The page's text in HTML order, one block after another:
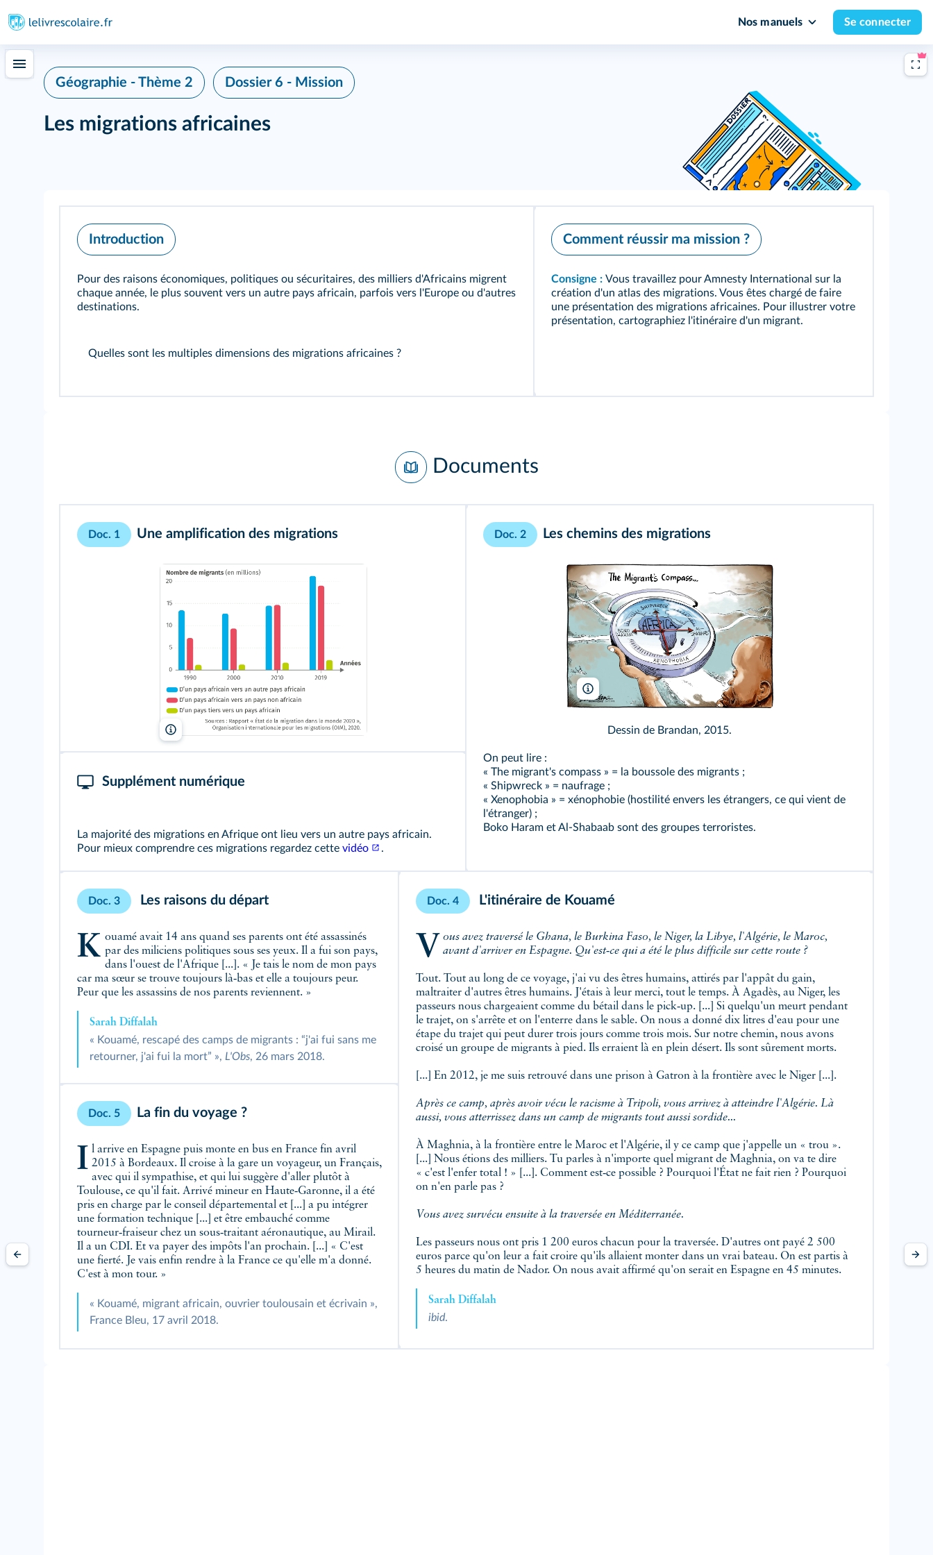
Nos manuels Se connecter
Géographie - Thème 2 Dossier 6 - Mission
Les migrations africaines
Introduction
Pour des raisons économiques, politiques ou sécuritaires, des milliers d'Africains migrent
chaque année, le plus souvent vers un autre pays africain, parfois vers l'Europe ou d'autres
destinations.
Quelles sont les multiples dimensions des migrations africaines ?
Comment réussir ma mission ?
Consigne : Vous travaillez pour Amnesty International sur la
création d'un atlas des migrations. Vous êtes chargé de faire
une présentation des migrations africaines. Pour illustrer votre
présentation, cartographiez l'itinéraire d'un migrant.
Documents
Doc. 1 Une amplification des migrations
Lelivrescolaire.fr
Supplément numérique
La majorité des migrations en Afrique ont lieu vers un autre pays africain.
Pour mieux comprendre ces migrations regardez cette vidéo .
Doc. 2 Les chemins des migrations
Brandan Reynolds
Dessin de Brandan, 2015.
On peut lire :
« The migrant's compass » = la boussole des migrants ;
« Shipwreck » = naufrage ;
« Xenophobia » = xénophobie (hostilité envers les étrangers, ce qui vient de
l'étranger) ;
Boko Haram et Al‑Shabaab sont des groupes terroristes.
Doc. 3 Les raisons du départ
Kouamé avait 14 ans quand ses parents ont été assassinés par des miliciens politiques sous ses yeux. Il a fui son pays,
dans l'ouest de l'Afrique [...]. « Je tais le nom de mon pays
car ma sœur se trouve toujours là‑bas et elle a toujours peur.
Peur que les assassins de nos parents reviennent. »
Sarah Diffalah
« Kouamé, rescapé des camps de migrants : “j'ai fui sans me
retourner, j'ai fui la mort” », L'Obs, 26 mars 2018.
Doc. 5 La fin du voyage ?
Il arrive en Espagne puis monte en bus en France fin avril 2015 à Bordeaux. Il croise à la gare un voyageur, un Français,
avec qui il sympathise, et qui lui suggère d'aller plutôt à
Toulouse, ce qu'il fait. Arrivé mineur en Haute‑Garonne, il a été
pris en charge par le conseil départemental et [...] a pu intégrer
une formation technique [...] et être embauché comme
tourneur‑fraiseur chez un sous‑traitant aéronautique, au Mirail.
Il a un CDI. Et va payer des impôts l'an prochain. [...] « C'est
une fierté. Je vais enfin rendre à la France ce qu'elle m'a donné.
C'est à mon tour. »
« Kouamé, migrant africain, ouvrier toulousain et écrivain »,
France Bleu, 17 avril 2018.
Doc. 4 L'itinéraire de Kouamé
Vous avez traversé le Ghana, le Burkina Faso, le Niger, la Libye, l'Algérie, le Maroc, avant d'arriver en Espagne. Qu'est‑ce qui a été le plus difficile sur cette route ?
Tout. Tout au long de ce voyage, j'ai vu des êtres humains, attirés par l'appât du gain,
maltraiter d'autres êtres humains. J'étais à leur merci, tout le temps. À Agadès, au Niger, les
passeurs nous chargeaient comme du bétail dans le pick‑up. [...] Si quelqu'un meurt pendant
le trajet, on s'arrête et on l'enterre dans le sable. On nous a donné dix litres d'eau pour une
étape du trajet qui peut durer trois jours comme trois mois. Sur notre chemin, nous avons
croisé un groupe de migrants à pied. Ils erraient là en plein désert. Ils sont sûrement morts.
[...] En 2012, je me suis retrouvé dans une prison à Gatron à la frontière avec le Niger [...].
Après ce camp, après avoir vécu le racisme à Tripoli, vous arrivez à atteindre l'Algérie. Là
aussi, vous atterrissez dans un camp de migrants tout aussi sordide...
À Maghnia, à la frontière entre le Maroc et l'Algérie, il y ce camp que j'appelle un « trou ».
[...] Nous étions des milliers. Tu parles à n'importe quel migrant de Maghnia, on va te dire
« c'est l'enfer total ! » [...]. Comment est‑ce possible ? Pourquoi l'État ne fait rien ? Pourquoi
on n'en parle pas ?
Vous avez survécu ensuite à la traversée en Méditerranée.
Les passeurs nous ont pris 1 200 euros chacun pour la traversée. D'autres ont payé 2 500
euros parce qu'on leur a fait croire qu'ils allaient monter dans un vrai bateau. On est partis à
5 heures du matin de Nador. On nous avait affirmé qu'on serait en Espagne en 45 minutes.
Sarah Diffalah
ibid.